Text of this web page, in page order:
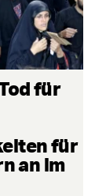
für
für
an im